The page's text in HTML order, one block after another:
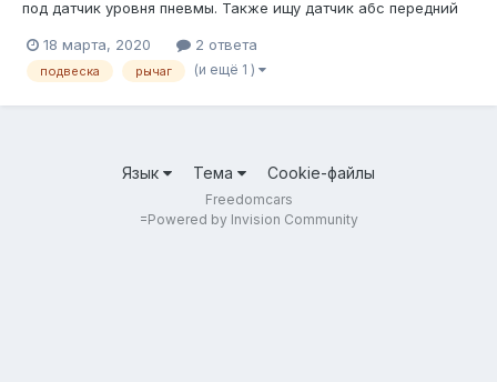
под датчик уровня пневмы. Также ищу датчик абс передний
отличном. Может у кого найдётся.
18 марта, 2020 2 ответа
подвеска рычаг (и ещё 1 )
Язык Тема Cookie-файлы
Freedomcars
=Powered by Invision Community